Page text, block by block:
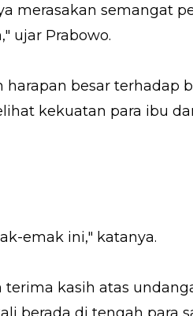
merasakan semangat
ujar Prabowo.
harapan besar terhadap
kekuatan para ibu
emak ini," katanya.
kasih atas